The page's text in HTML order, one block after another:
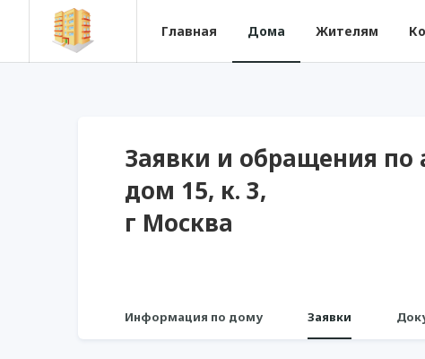
Главная Дома Жителям
Заявки и обращения по
дом 15, к. 3,
г Москва
Информация по дому Заявки